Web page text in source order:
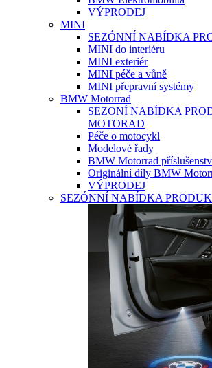
VÝPRODEJ
MINI
SEZÓNNÍ NABÍDKA
MINI do interiéru
MINI exteriér
MINI péče a vůně
MINI přepravní systémy
BMW Motorrad
SEZONÍ NABÍDKA
MOTORAD
Péče o motocykl
Modelové řady
BMW Motorrad
Originální díly BMW
VÝPRODEJ
SEZÓNNÍ NABÍDKA